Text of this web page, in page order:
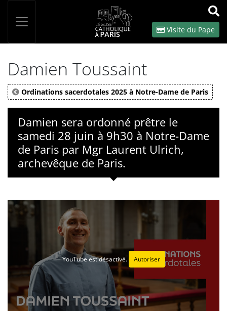
OK
Visite du Pape
Damien Toussaint
Ordinations sacerdotales 2025 à Notre-Dame de Paris
Damien sera ordonné prêtre le
samedi 28 juin à 9h30 à Notre-Dame
de Paris par Mgr Laurent Ulrich,
archevêque de Paris.
YouTube est désactivé. Autoriser
Panneau de gestion des cookies